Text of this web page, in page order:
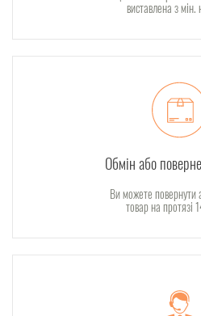
виставлена з мін.
Обмін або
Ви можете повернути
товар на протязі